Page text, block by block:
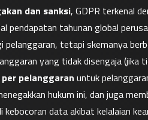
dan sanksi, GDPR terkenal
tahunan global
pelanggaran, tetapi skemanya
yang tidak disengaja (jika
pelanggaran untuk
hukum ini, dan juga
data akibat kelalaian